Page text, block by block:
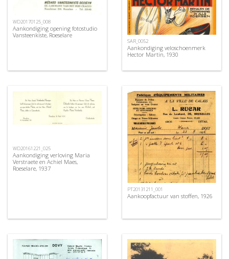
WD20170125_008
Aankondiging opening fotostudio
Vansteenkiste, Roeselare
SAR_0052
Aankondiging veloschoenmerk
Hector Martin, 1930
WD20161221_025
Aankondiging verloving Maria
Verstraete en Achiel Maes,
Roeselare, 1937
PT20131211_001
Aankoopfactuur van stoffen, 1926